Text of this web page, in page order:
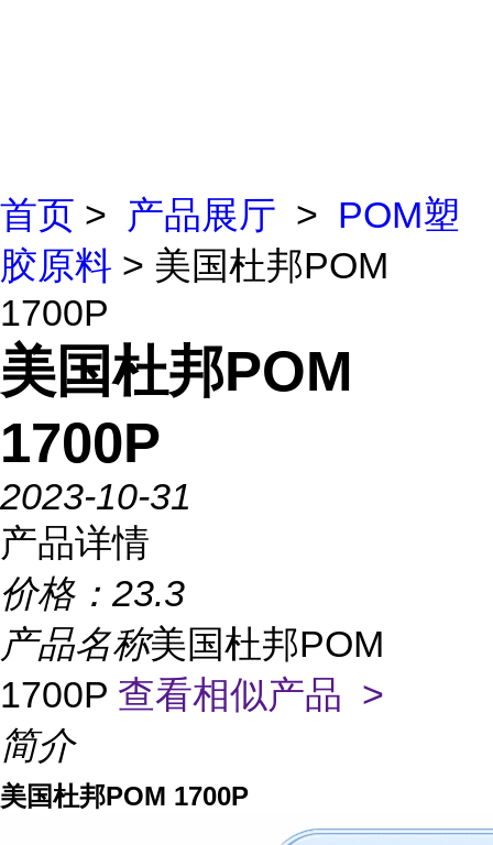
首页 > 产品展厅 > POM塑
胶原料 > 美国杜邦POM
1700P
美国杜邦POM
1700P
2023-10-31
产品详情
价格： 23.3
产品名称美国杜邦POM
1700P 查看相似产品 >
简介
美国杜邦POM 1700P